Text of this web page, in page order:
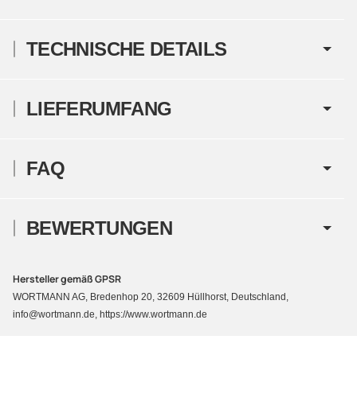
TECHNISCHE DETAILS
LIEFERUMFANG
FAQ
BEWERTUNGEN
Hersteller gemäß GPSR
WORTMANN AG, Bredenhop 20, 32609 Hüllhorst, Deutschland,
info@wortmann.de, https://www.wortmann.de